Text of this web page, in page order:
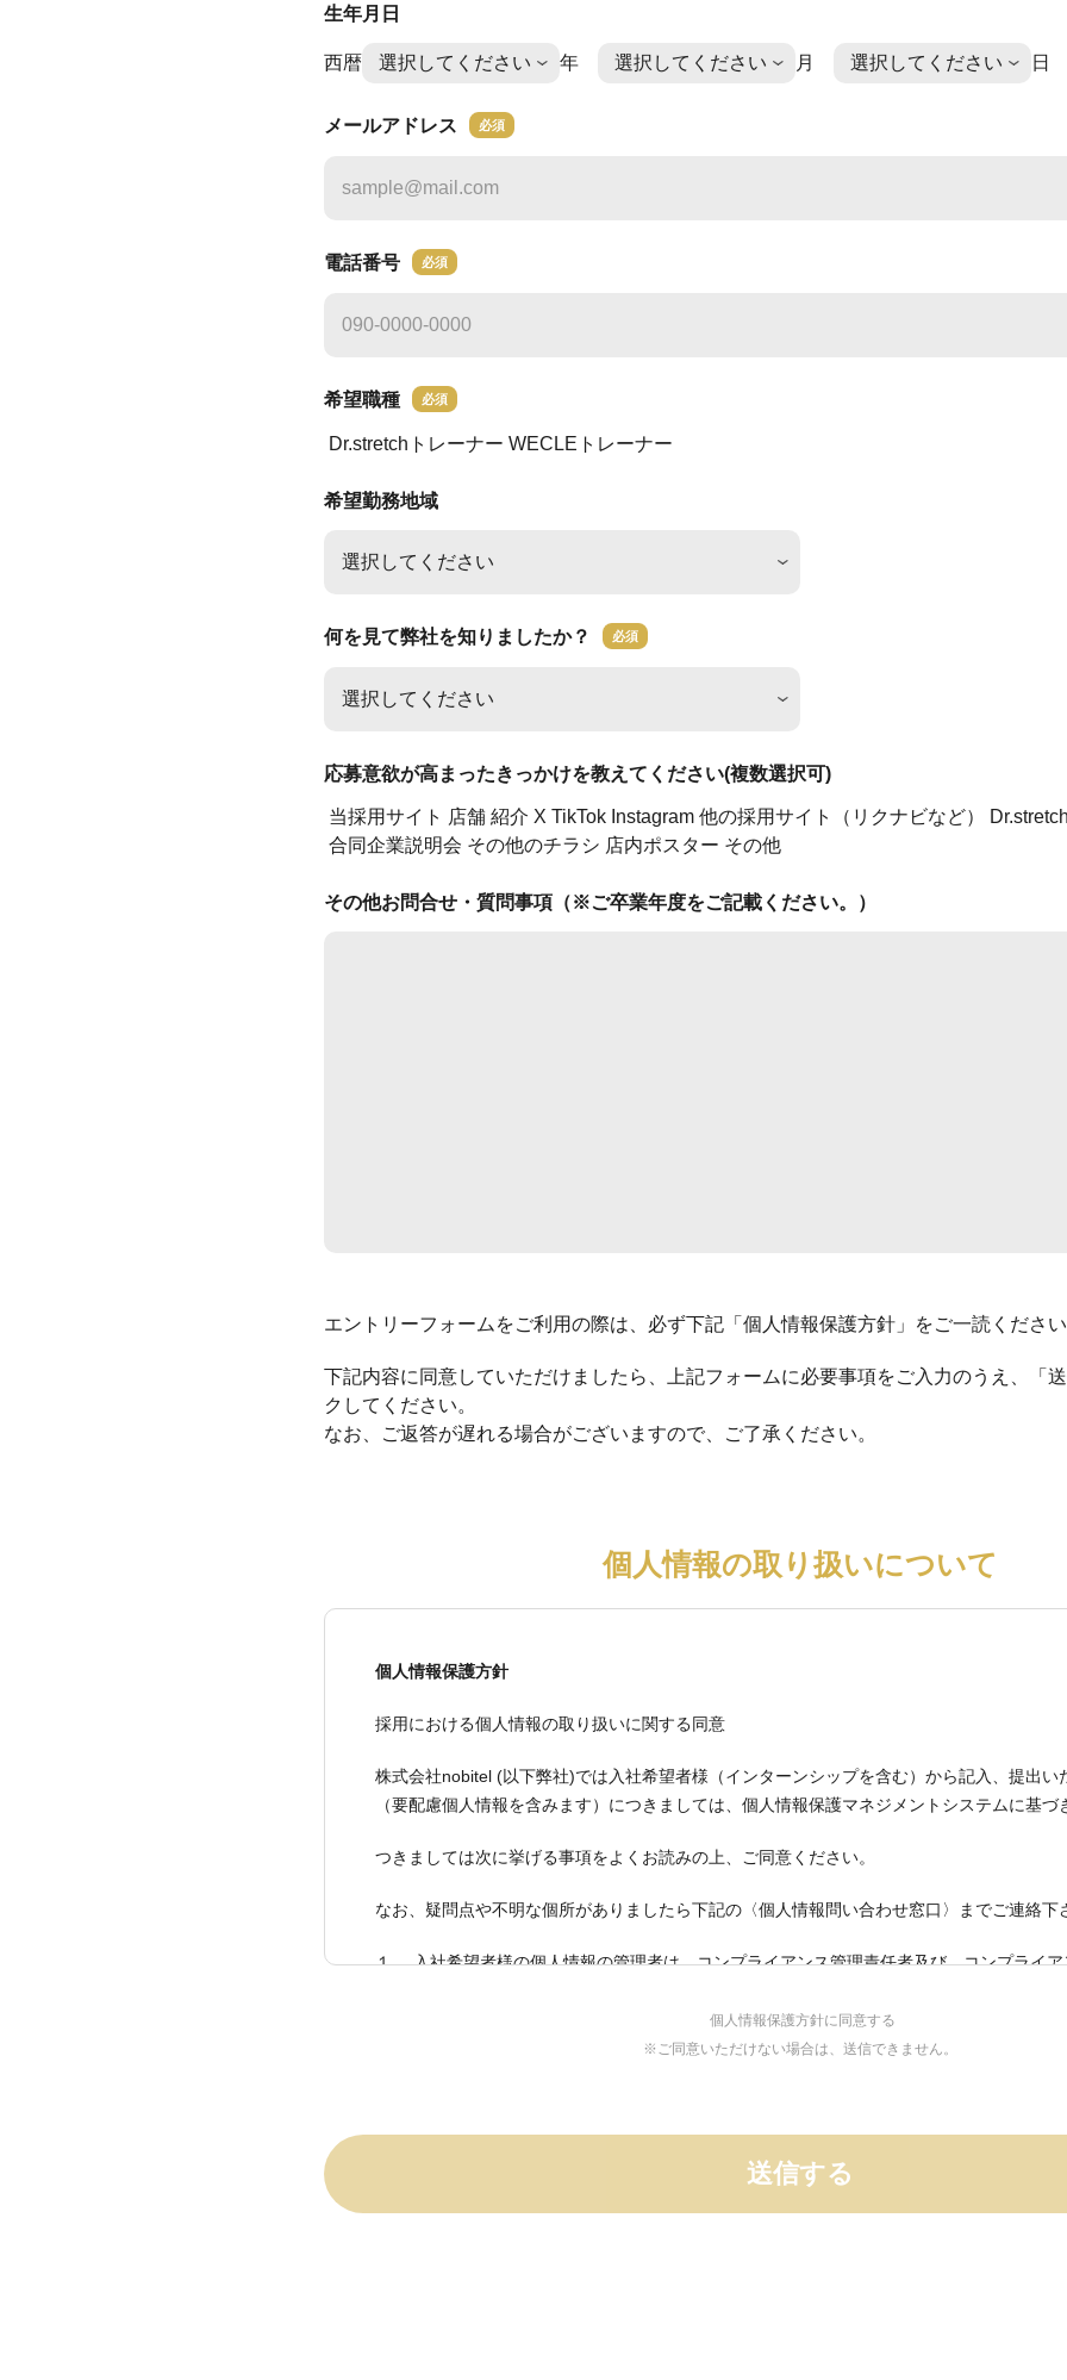
生年月日
西暦 年 月 日
メールアドレス 必須
電話番号 必須
希望職種 必須
Dr.stretchトレーナー WECLEトレーナー
希望勤務地域
何を見て弊社を知りましたか？ 必須
応募意欲が高まったきっかけを教えてください(複数選択可)
当採用サイト 店舗 紹介 X TikTok Instagram 他の採用サイト（リクナビなど）
合同企業説明会 その他のチラシ 店内ポスター その他
その他お問合せ・質問事項（※ご卒業年度をご記載ください。）
エントリーフォームをご利用の際は、必ず下記「個人情報保護方針」をご一読ください
下記内容に同意していただけましたら、上記フォームに必要事項をご入力のうえ、「
クしてください。
なお、ご返答が遅れる場合がございますので、ご了承ください。
個人情報の取り扱いについて
個人情報保護方針
採用における個人情報の取り扱いに関する同意
株式会社nobitel (以下弊社)では入社希望者様（インターンシップを含む）から記入、提出い
（要配慮個人情報を含みます）につきましては、個人情報保護マネジメントシステムに基づ
つきましては次に挙げる事項をよくお読みの上、ご同意ください。
なお、疑問点や不明な個所がありましたら下記の〈個人情報問い合わせ窓口〉までご連絡下
１． 入社希望者様の個人情報の管理者は、コンプライアンス管理責任者及び、コンプライ
２．入社希望者様の個人情報は、採用に関する業務（資料送付、面接関連のご連絡、セミナ
個人情報保護方針に同意する
※ご同意いただけない場合は、送信できません。